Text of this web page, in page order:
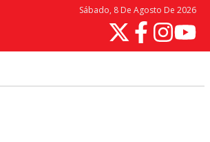
Sábado, 8 De Agosto De 2026